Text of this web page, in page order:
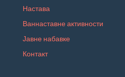
Настава
Ваннаставне активности
Јавне набавке
Контакт